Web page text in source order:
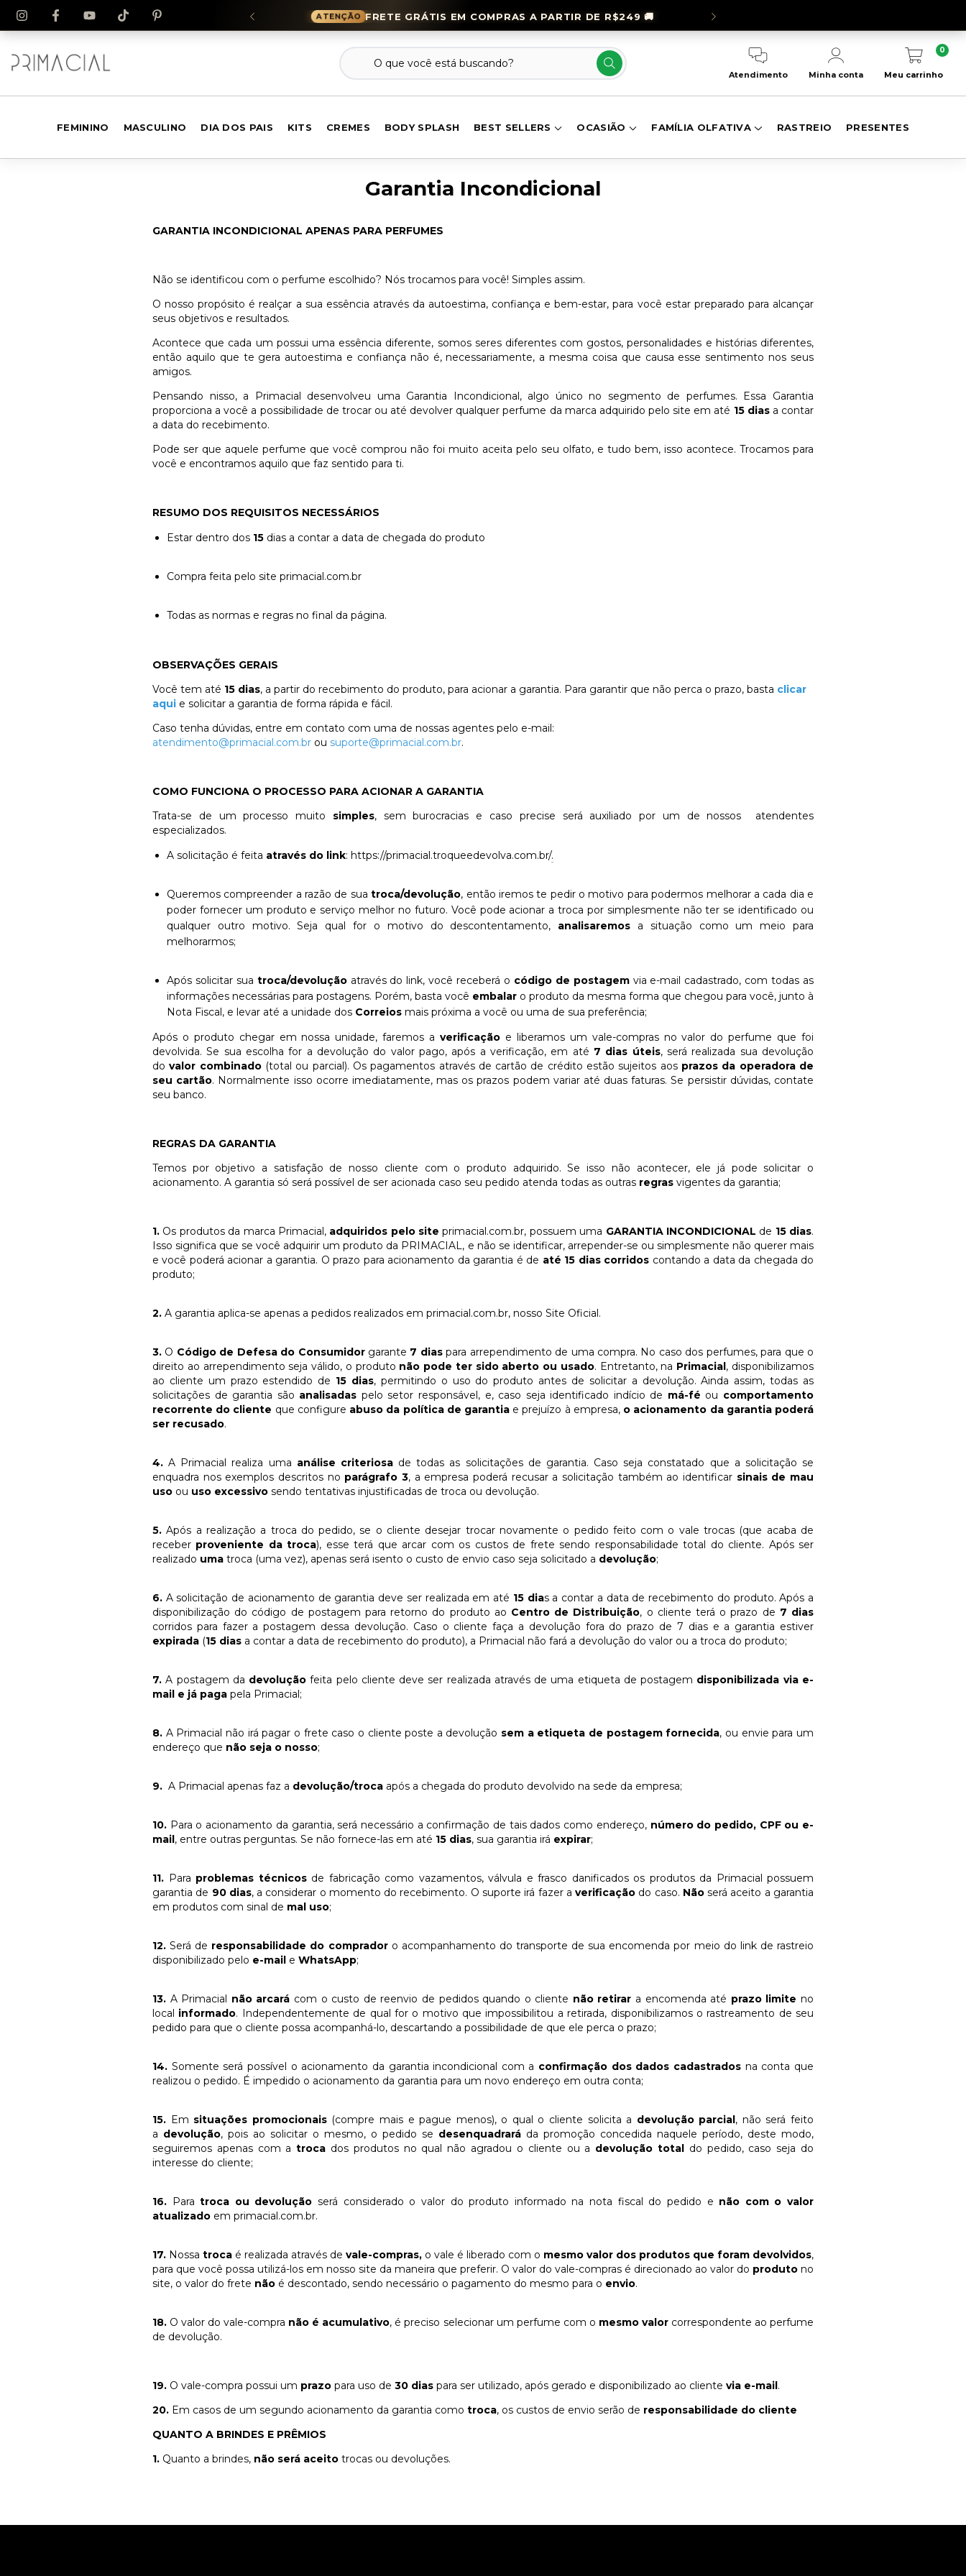
DA MARCA FRETE GRÁTIS EM COMPRAS A PARTIR DE R$249 🚚
Atendimento Minha conta Meu carrinho
0
FEMININO MASCULINO DIA DOS PAIS KITS CREMES BODY SPLASH BEST SELLERS OCASIÃO FAMÍLIA OLFATIVA RASTREIO PRESENTES
Garantia Incondicional
GARANTIA INCONDICIONAL APENAS PARA PERFUMES
Não se identificou com o perfume escolhido? Nós trocamos para você! Simples assim.
O nosso propósito é realçar a sua essência através da autoestima, confiança e bem-estar, para você estar preparado para alcançar
seus objetivos e resultados.
Acontece que cada um possui uma essência diferente, somos seres diferentes com gostos, personalidades e histórias diferentes,
então aquilo que te gera autoestima e confiança não é, necessariamente, a mesma coisa que causa esse sentimento nos seus
amigos.
Pensando nisso, a Primacial desenvolveu uma Garantia Incondicional, algo único no segmento de perfumes. Essa Garantia
proporciona a você a possibilidade de trocar ou até devolver qualquer perfume da marca adquirido pelo site em até 15 diasa contar
a data do recebimento.
Pode ser que aquele perfume que você comprou não foi muito aceita pelo seu olfato, e tudo bem, isso acontece. Trocamos para
você e encontramos aquilo que faz sentido para ti.
RESUMO DOS REQUISITOS NECESSÁRIOS
Estar dentro dos 15 dias a contar a data de chegada do produto
Compra feita pelo site primacial.com.br
Todas as normas e regras no final da página.
OBSERVAÇÕES GERAIS
Você tem até 15 dias, a partir do recebimento do produto, para acionar a garantia. Para garantir que não perca o prazo, basta clicar
aqui e solicitar a garantia de forma rápida e fácil.
Caso tenha dúvidas, entre em contato com uma de nossas agentes pelo e-mail:
atendimento@primacial.com.br ou suporte@primacial.com.br.
COMO FUNCIONA O PROCESSO PARA ACIONAR A GARANTIA
Trata-se de um processo muito simples, sem burocracias e caso precise será auxiliado por um de nossos atendentes
especializados.
A solicitação é feita através do link: https://primacial.troqueedevolva.com.br/.
Queremos compreender a razão de suatroca/devolução, então iremos te pedir o motivo para podermos melhorar a cada dia e
poder fornecer um produto e serviço melhor no futuro. Você pode acionar a troca por simplesmente não ter se identificado ou
qualquer outro motivo. Seja qual for o motivo do descontentamento, analisaremos a situação como um meio para
melhorarmos;
Após solicitar sua troca/devoluçãoatravés do link, você receberá o código de postagemvia e-mail cadastrado, com todas as
informações necessárias para postagens. Porém, basta você embalar o produto da mesma forma que chegou para você, junto à
Nota Fiscal, e levar até a unidade dos Correios mais próxima a você ou uma de sua preferência;
Após o produto chegar em nossa unidade, faremos averificação e liberamos um vale-compras no valor do perfume que foi
devolvida. Se sua escolha for a devolução do valor pago, após a verificação, em até 7 dias úteis, será realizada sua devolução
dovalor combinado(total ou parcial). Os pagamentos através de cartão de crédito estão sujeitos aos prazos da operadora de
seu cartão. Normalmente isso ocorre imediatamente, mas os prazos podem variar até duas faturas. Se persistir dúvidas, contate
seu banco.
REGRAS DA GARANTIA
Temos por objetivo a satisfação de nosso cliente com o produto adquirido. Se isso não acontecer, ele já pode solicitar o
acionamento. A garantia só será possível de ser acionada caso seu pedido atenda todas as outras regras vigentes da garantia;
1. Os produtos da marca Primacial, adquiridos pelo site primacial.com.br, possuem uma GARANTIA INCONDICIONAL de 15 dias.
Isso significa que se você adquirir um produto da PRIMACIAL, e não se identificar, arrepender-se ou simplesmente não querer mais
e você poderá acionar a garantia. O prazo para acionamento da garantia é de até 15 dias corridos contando a data da chegada do
produto;
2. A garantia aplica-se apenas a pedidos realizados em primacial.com.br, nosso Site Oficial.
3. O Código de Defesa do Consumidorgarante 7 diaspara arrependimento de uma compra. No caso dos perfumes, para que o
direito ao arrependimento seja válido, o produto não pode ter sido aberto ou usado. Entretanto, na Primacial , disponibilizamos
ao cliente um prazo estendido de 15 dias, permitindo o uso do produto antes de solicitar a devolução. Ainda assim, todas as
solicitações de garantia são analisadas pelo setor responsável, e, caso seja identificado indício de má-fé ou comportamento
recorrente do cliente que configure abuso da política de garantia e prejuízo à empresa, o acionamento da garantia poderá
ser recusado.
4. A Primacial realiza uma análise criteriosade todas as solicitações de garantia. Caso seja constatado que a solicitação se
enquadra nos exemplos descritos no parágrafo 3, a empresa poderá recusar a solicitação também ao identificar sinais de mau
uso ou uso excessivo sendo tentativas injustificadas de troca ou devolução.
5. Após a realização a troca do pedido, se o cliente desejar trocar novamente o pedido feito com o vale trocas (que acaba de
receber proveniente da troca), esse terá que arcar com os custos de frete sendo responsabilidade total do cliente. Após ser
realizado uma troca (uma vez), apenas será isento o custo de envio caso seja solicitado a devolução;
6. A solicitação de acionamento de garantia deve ser realizada em até 15 dias a contar a data de recebimento do produto. Após a
disponibilização do código de postagem para retorno do produto ao Centro de Distribuição, o cliente terá o prazo de 7 dias
corridos para fazer a postagem dessa devolução. Caso o cliente faça a devolução fora do prazo de 7 dias e a garantia estiver
expirada (15 dias a contar a data de recebimento do produto), a Primacial não fará a devolução do valor ou a troca do produto;
7. A postagem da devolução feita pelo cliente deve ser realizada através de uma etiqueta de postagem disponibilizada via e-
mail e já paga pela Primacial;
8. A Primacial não irá pagar o frete caso o cliente poste a devolução sem a etiqueta de postagem fornecida, ou envie para um
endereço que não seja o nosso;
9. A Primacial apenas faz a devolução/troca após a chegada do produto devolvido na sede da empresa;
10. Para o acionamento da garantia, será necessário a confirmação de tais dados como endereço,número do pedido, CPF ou e-
mail , entre outras perguntas. Se não fornece-las em até 15 dias, sua garantia irá expirar;
11. Para problemas técnicosde fabricação como vazamentos, válvula e frasco danificados os produtos da Primacial possuem
garantia de 90 dias, a considerar o momento do recebimento. O suporte irá fazer averificação do caso. Nãoserá aceito a garantia
em produtos com sinal de mal uso;
12. Será de responsabilidade do compradoro acompanhamento do transporte de sua encomenda por meio do link de rastreio
disponibilizado pelo e-mail e WhatsApp;
13. A Primacial não arcará com o custo de reenvio de pedidos quando o cliente não retirar a encomenda até prazo limite no
local informado. Independentemente de qual for o motivo que impossibilitou a retirada, disponibilizamos o rastreamento de seu
pedido para que o cliente possa acompanhá-lo, descartando a possibilidade de que ele perca o prazo;
14. Somente será possível o acionamento da garantia incondicional com a confirmação dos dados cadastrados na conta que
realizou o pedido. É impedido o acionamento da garantia para um novo endereço em outra conta;
15. Em situações promocionais (compre mais e pague menos), o qual o cliente solicita a devolução parcial , não será feito
a devolução, pois ao solicitar o mesmo, o pedido se desenquadrará da promoção concedida naquele período, deste modo,
seguiremos apenas com atroca dos produtos no qual não agradou o cliente ou a devolução total
do pedido, caso seja do
interesse do cliente;
16. Paratroca ou devolução será considerado o valor do produto informado na nota fiscal do pedido e não com o valor
atualizado em primacial.com.br.
17. Nossa troca é realizada através de vale-compras, o vale é liberado com o mesmo valor dos produtos que foram devolvidos,
para que você possa utilizá-los em nosso site da maneira que preferir. O valor do vale-compras é direcionado ao valor do produto no
site, o valor do frete não é descontado, sendo necessário o pagamento do mesmo para o envio.
18. O valor do vale-compra não é acumulativo, é preciso selecionar um perfume com o mesmo valorcorrespondente ao perfume
de devolução.
19. O vale-compra possui um prazo para uso de 30 dias para ser utilizado, após gerado e disponibilizado ao cliente via e-mail .
20. Em casos de um segundo acionamento da garantia como troca, os custos de envio serão de responsabilidade do cliente
QUANTO A BRINDES E PRÊMIOS
1. Quanto a brindes, não será aceito trocas ou devoluções.